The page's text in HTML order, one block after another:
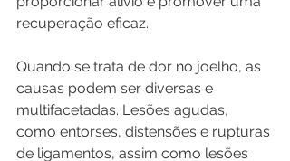
recuperação eficaz.
Quando se trata de dor no joelho, as
causas podem ser diversas e
multifacetadas. Lesões agudas,
como entorses, distensões e rupturas
de ligamentos, assim como lesões